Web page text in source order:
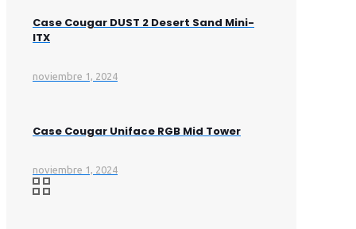
Case Cougar DUST 2 Desert Sand Mini-
ITX
noviembre 1, 2024
Case Cougar Uniface RGB Mid Tower
noviembre 1, 2024